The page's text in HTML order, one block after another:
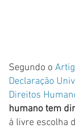
Segundo o
Declaração
Direitos
humano tem
à livre escolha